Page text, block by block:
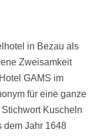
in Bezau als
Zweisamkeit
GAMS im
für eine ganze
Kuscheln
dem Jahr 1648